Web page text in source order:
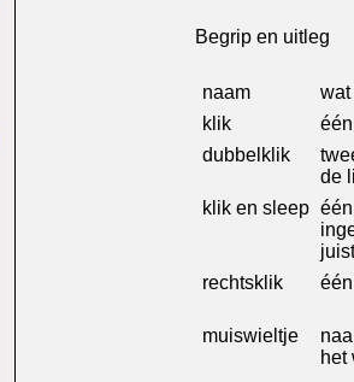
Begrip en uitleg
naam
wat
klik
dubbelklik
de
klik en sleep
rechtsklik
muiswieltje
het